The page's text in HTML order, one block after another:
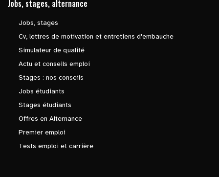
Jobs, stages, alternance
Jobs, stages
Cv, lettres de motivation et entretiens d'embauche
Simulateur de qualité
Actu et conseils emploi
Stages : nos conseils
Jobs étudiants
Stages étudiants
Offres en Alternance
Premier emploi
Tests emploi et carrière